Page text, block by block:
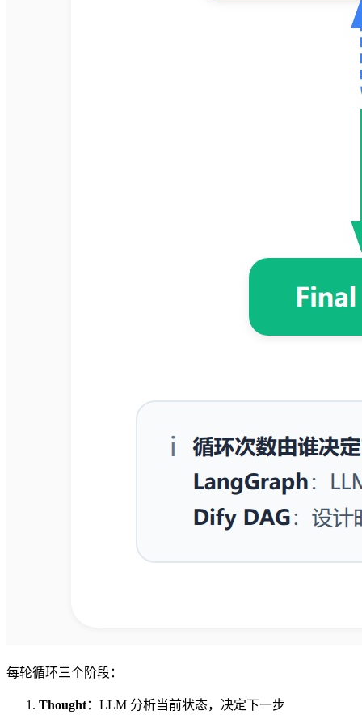
每轮循环三个阶段：
Thought：LLM 分析当前状态，决定下一步